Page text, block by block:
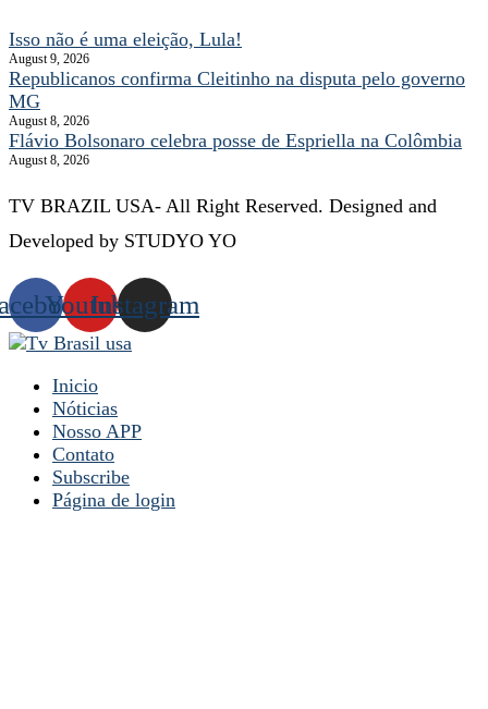
Isso não é uma eleição, Lula!
August 9, 2026
Republicanos confirma Cleitinho na disputa pelo governo
MG
August 8, 2026
Flávio Bolsonaro celebra posse de Espriella na Colômbia
August 8, 2026
TV BRAZIL USA- All Right Reserved. Designed and
Developed by STUDYO YO
YoutubeInstagram
Inicio
Nóticias
Nosso APP
Contato
Subscribe
Página de login